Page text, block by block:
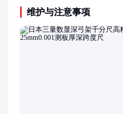
维护与注意事项